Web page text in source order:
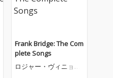
Frank Bridge: The Com
plete Songs
ロジャー・ヴィニョー